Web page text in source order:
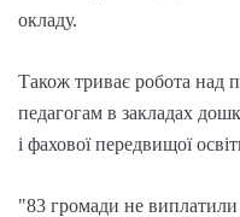
окладу.
Також триває робота над
педагогам в закладах
і фахової передвищої
"83 громади не